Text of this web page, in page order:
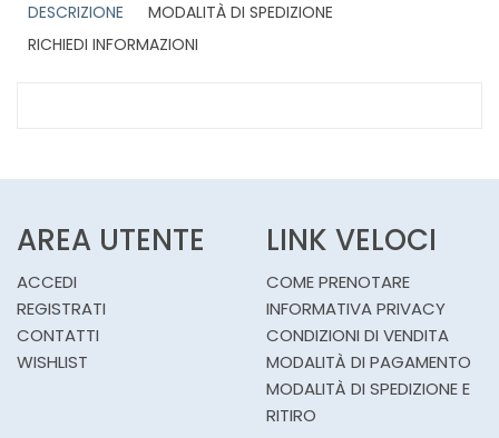
DESCRIZIONE
MODALITÀ DI SPEDIZIONE
RICHIEDI INFORMAZIONI
AREA UTENTE
ACCEDI
REGISTRATI
CONTATTI
WISHLIST
LINK VELOCI
COME PRENOTARE
INFORMATIVA PRIVACY
CONDIZIONI DI VENDITA
MODALITÀ DI PAGAMENTO
MODALITÀ DI SPEDIZIONE E
RITIRO